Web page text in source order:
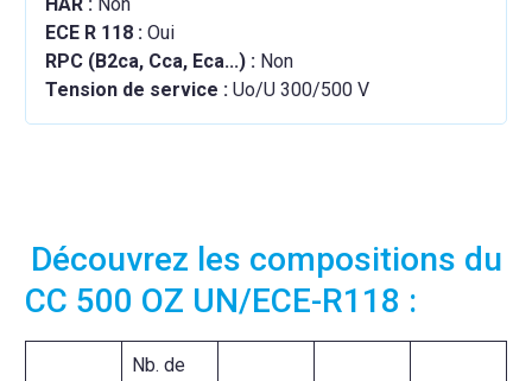
ECE R 118 : Oui
RPC (B2ca, Cca, Eca...) : Non
Tension de service : Uo/U 300/500 V
Découvrez les compositions du
CC 500 OZ UN/ECE-R118 :
Nb. de